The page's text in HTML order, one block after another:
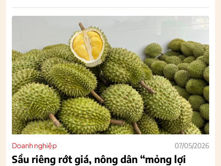
Doanh nghiệp 07/05/2026
Sầu riêng rớt giá, nông dân “mỏng lợi